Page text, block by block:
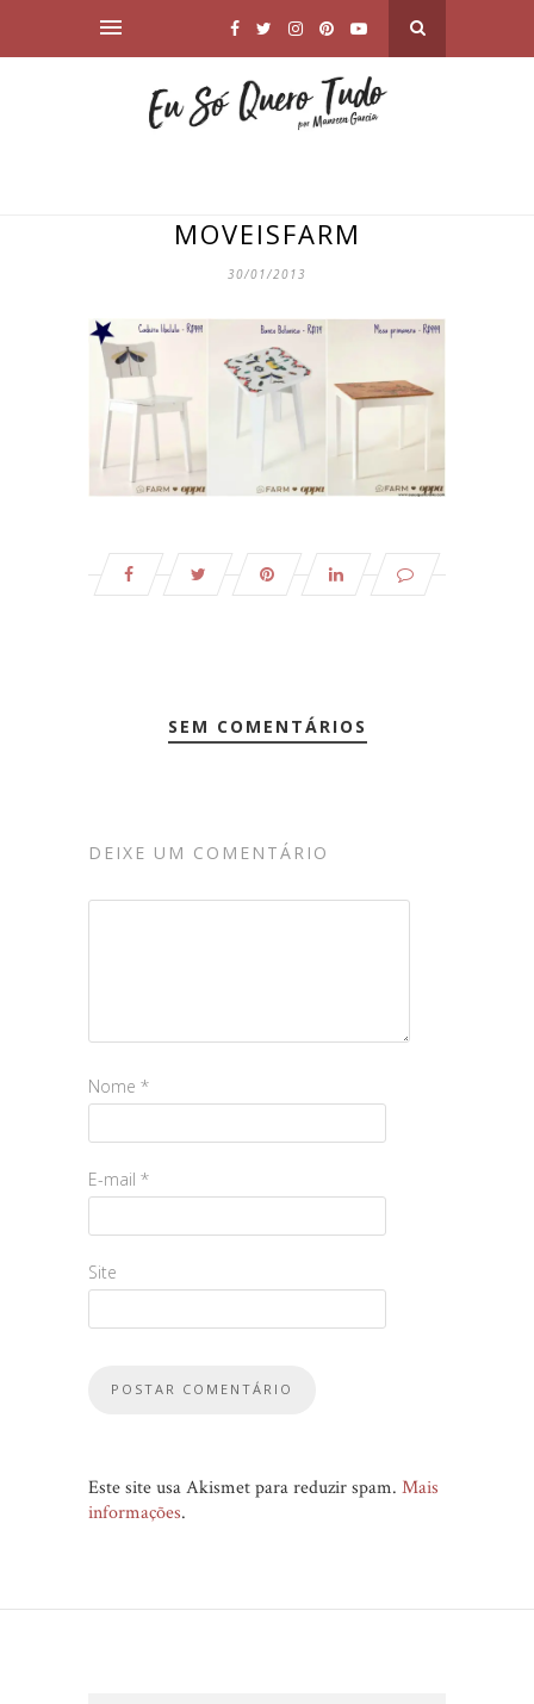
MOVEISFARM
30/01/2013
SEM COMENTÁRIOS
DEIXE UM COMENTÁRIO
Nome *
E-mail *
Site
Este site usa Akismet para reduzir spam. Mais
informações.